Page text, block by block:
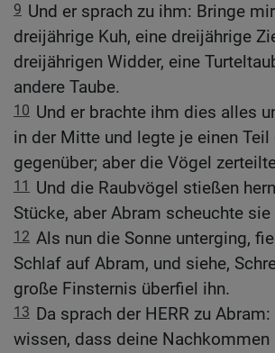
9 Und er sprach zu ihm: Bringe
dreijährige Kuh, eine dreijährige
dreijährigen Widder, eine
andere Taube.
10 Und er brachte ihm dies alles
in der Mitte und legte je einen Teil
gegenüber; aber die Vögel
11
Und die Raubvögel stießen
Stücke, aber Abram scheuchte sie
12 Als nun die Sonne unterging,
Schlaf auf Abram, und siehe,
große Finsternis überfiel ihn.
13 Da sprach der HERR zu
wissen, dass deine